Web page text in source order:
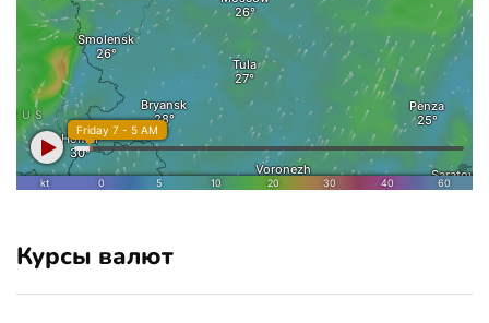
Курсы валют